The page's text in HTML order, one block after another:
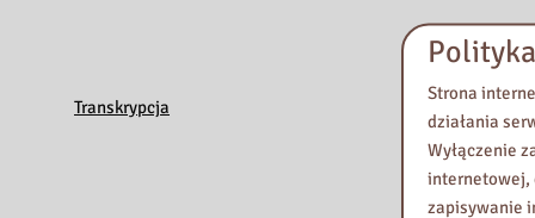
i
m
.
K
o
m
i
Transkrypcja
Strona
działania
Wyłączenie
internetowej,
zapisywanie